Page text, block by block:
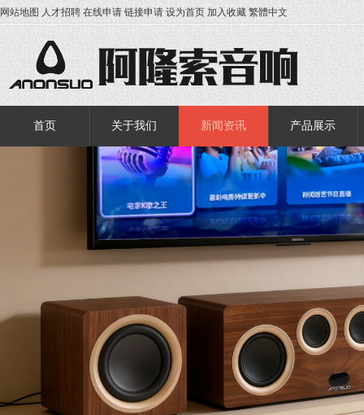
网站地图 人才招聘 在线申请 链接申请 设为首页 加入收藏 繁體中文
首页 关于我们 新闻资讯 产品展示